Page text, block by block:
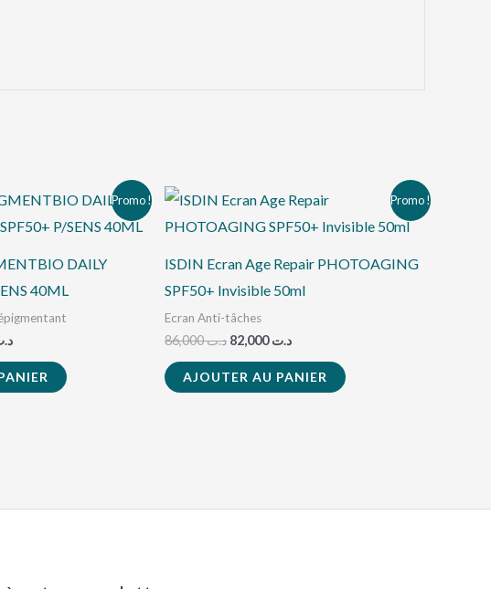
Promo !
DAILY
40ML
د.ت 76,000.
Le
prix
actuel
د.ت 72,000.
Promo !
ISDIN Ecran Age Repair PHOTOAGING
SPF50+ Invisible 50ml
Ecran Anti-tâches
د.ت86,000
Le
prix
initial
د.ت 86,000.
د.ت82,000
Le
prix
actuel
د.ت 82,000.
AJOUTER AU PANIER